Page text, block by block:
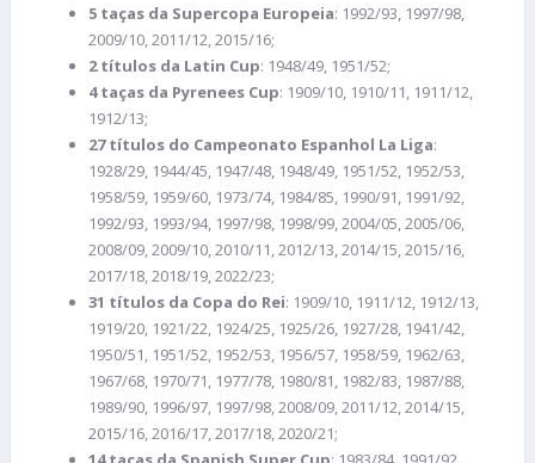
5 taças da Supercopa Europeia: 1992/93, 1997/98,
2009/10, 2011/12, 2015/16;
2 títulos da Latin Cup: 1948/49, 1951/52;
4 taças da Pyrenees Cup: 1909/10, 1910/11, 1911/12,
1912/13;
27 títulos do Campeonato Espanhol La Liga:
1928/29, 1944/45, 1947/48, 1948/49, 1951/52, 1952/53,
1958/59, 1959/60, 1973/74, 1984/85, 1990/91, 1991/92,
1992/93, 1993/94, 1997/98, 1998/99, 2004/05, 2005/06,
2008/09, 2009/10, 2010/11, 2012/13, 2014/15, 2015/16,
2017/18, 2018/19, 2022/23;
31 títulos da Copa do Rei: 1909/10, 1911/12, 1912/13,
1919/20, 1921/22, 1924/25, 1925/26, 1927/28, 1941/42,
1950/51, 1951/52, 1952/53, 1956/57, 1958/59, 1962/63,
1967/68, 1970/71, 1977/78, 1980/81, 1982/83, 1987/88,
1989/90, 1996/97, 1997/98, 2008/09, 2011/12, 2014/15,
2015/16, 2016/17, 2017/18, 2020/21;